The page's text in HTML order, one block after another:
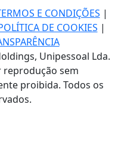
E CONDIÇÕES |
DE COOKIES |
Unipessoal Lda.
reprodução sem
proibida. Todos os